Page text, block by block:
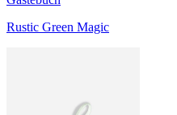
Rustic Green Magic